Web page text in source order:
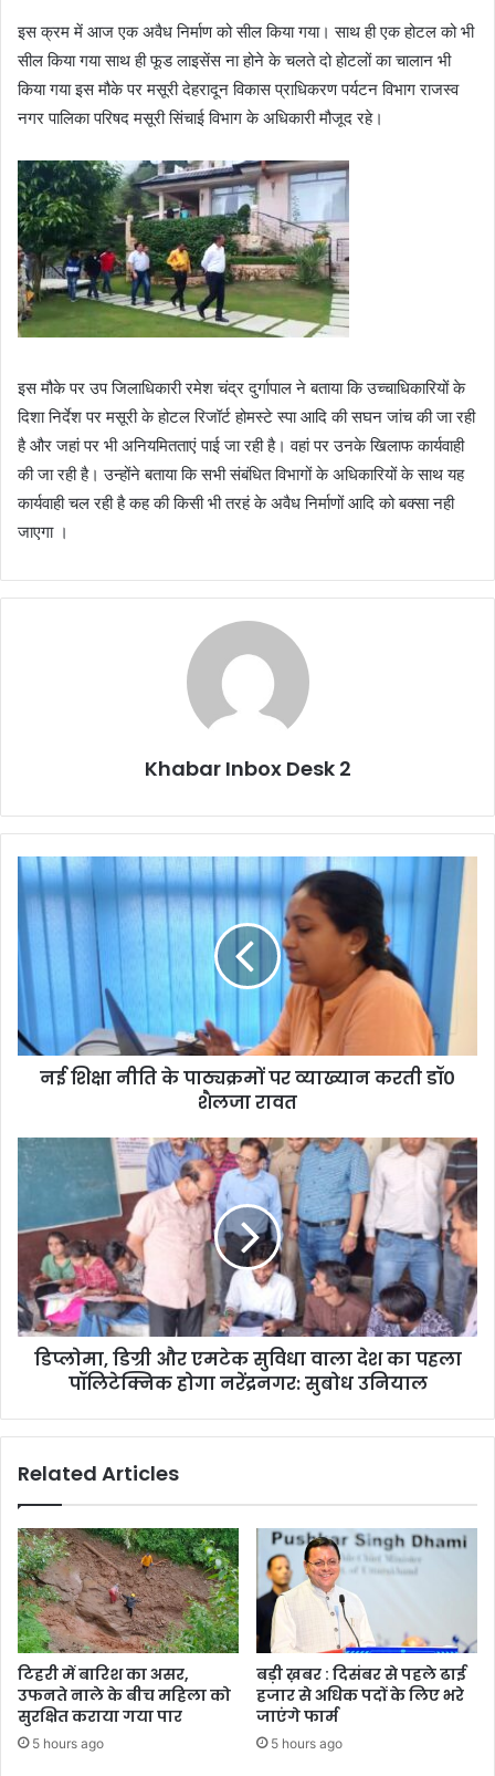
इस क्रम में आज एक अवैध निर्माण को सील किया गया। साथ ही एक होटल को भी
सील किया गया साथ ही फूड लाइसेंस ना होने के चलते दो होटलों का चालान भी
किया गया इस मौके पर मसूरी देहरादून विकास प्राधिकरण पर्यटन विभाग राजस्व
नगर पालिका परिषद मसूरी सिंचाई विभाग के अधिकारी मौजूद रहे।
इस मौके पर उप जिलाधिकारी रमेश चंद्र दुर्गापाल ने बताया कि उच्चाधिकारियों के
दिशा निर्देश पर मसूरी के होटल रिजॉर्ट होमस्टे स्पा आदि की सघन जांच की जा रही
है और जहां पर भी अनियमितताएं पाई जा रही है। वहां पर उनके खिलाफ कार्यवाही
की जा रही है। उन्होंने बताया कि सभी संबंधित विभागों के अधिकारियों के साथ यह
कार्यवाही चल रही है कह की किसी भी तरहं के अवैध निर्माणों आदि को बक्सा नही
जाएगा ।
Khabar Inbox Desk 2
नई
के
पाठ्यक्रमों
करती
डॉ०
शैलजानई शिक्षा नीति के पाठ्यक्रमों पर व्याख्यान करती डॉ०
शैलजा रावत
डिप्लोमा,
डिग्री
सुविधा
देश
का
पहला
पॉलिटेक्निक
डिप्लोमा, डिग्री और एमटेक सुविधा वाला देश का पहला
पॉलिटेक्निक होगा नरेंद्रनगर: सुबोध उनियाल
Related Articles
टिहरी में बारिश का असर,
उफनते नाले के बीच महिला को
सुरक्षित कराया गया पार
5 hours ago
बड़ी ख़बर : दिसंबर से पहले ढाई
हजार से अधिक पदों के लिए भरे
जाएंगे फार्म
5 hours ago